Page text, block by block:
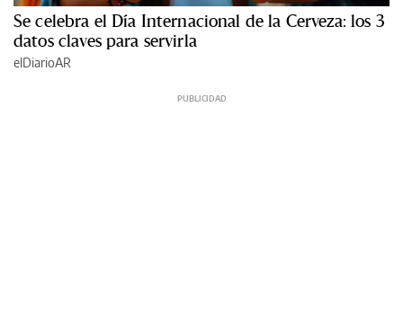
Se celebra el Día Internacional de la Cerveza: los 3
datos claves para servirla
elDiarioAR